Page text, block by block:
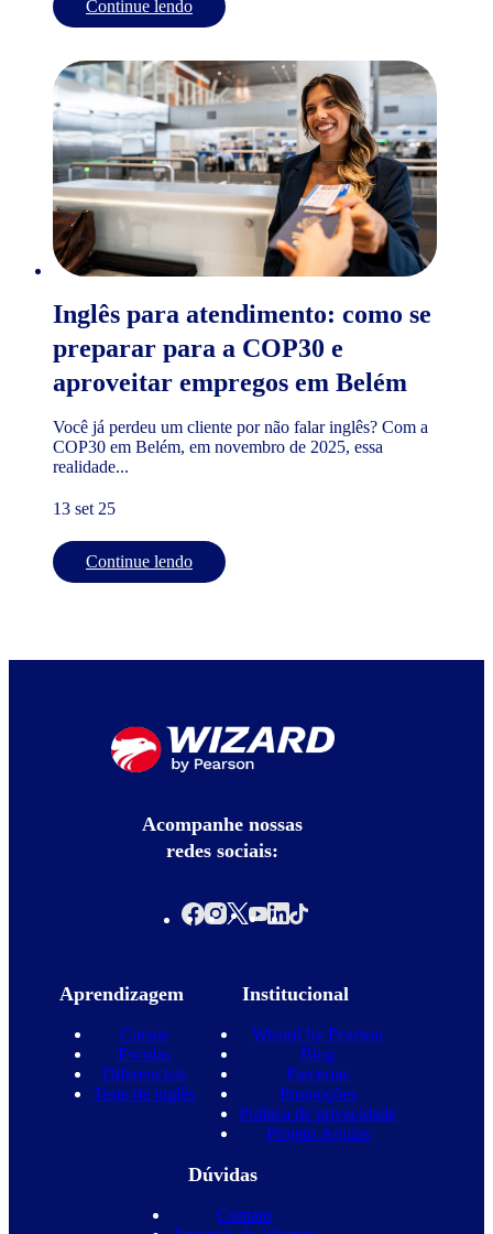
Continue lendo
Inglês para atendimento: como se
preparar para a COP30 e
aproveitar empregos em Belém
Você já perdeu um cliente por não falar inglês? Com a
COP30 em Belém, em novembro de 2025, essa
realidade...
13 set 25
Continue lendo
Acompanhe nossas
redes sociais:
Aprendizagem
Cursos
Escolas
Diferenciais
Teste de inglês
Institucional
Wizard by Pearson
Blog
Parcerias
Promoções
Política de privacidade
Projeto Águias
Dúvidas
Contato